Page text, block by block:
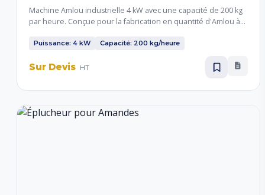
Machine Amlou industrielle 4 kW avec une capacité de 200 kg
par heure. Conçue pour la fabrication en quantité d'Amlou à
homogène et broyage efficace pour un usage semi-industriel
Puissance: 4 kW Capacité: 200 kg/heure
Sur Devis HT